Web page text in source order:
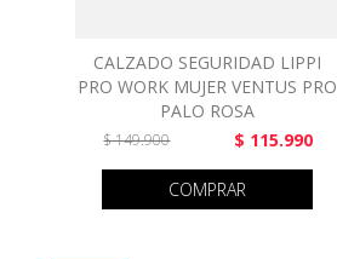
CALZADO SEGURIDAD LIPPI
PRO WORK MUJER VENTUS PRO
PALO ROSA
$ 149.900 $ 115.990
COMPRAR